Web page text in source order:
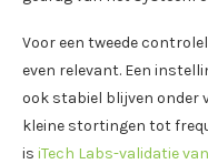
Voor een tweede
even relevant. Een
ook stabiel blijven onder
kleine stortingen tot
is iTech Labs-validatie